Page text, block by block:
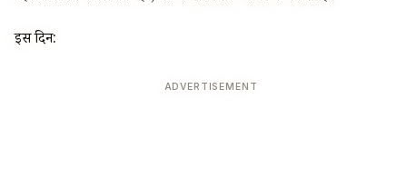
इस दिन:
ADVERTISEMENT